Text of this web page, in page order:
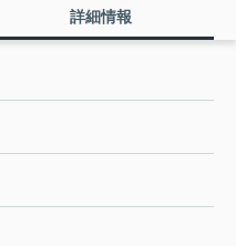
詳細情報